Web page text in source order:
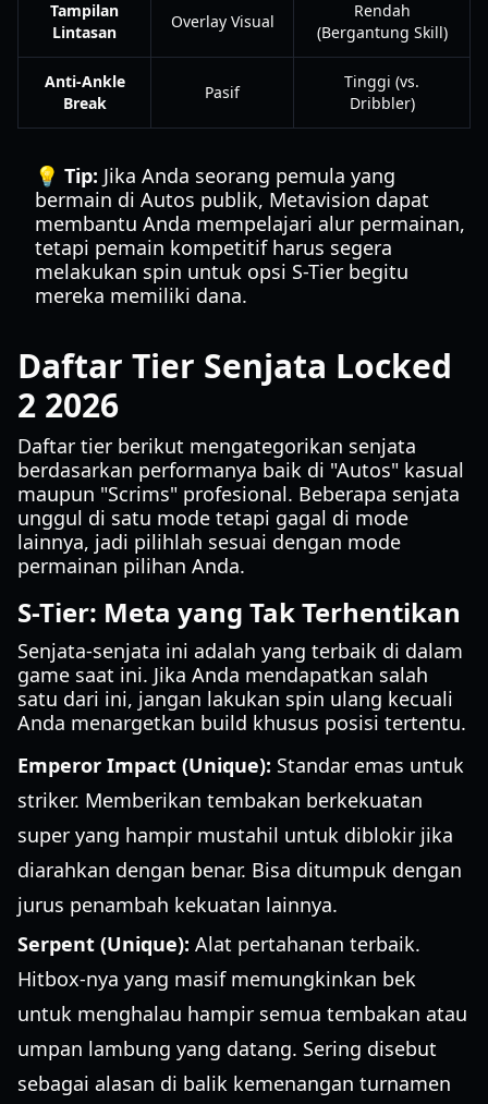
Tampilan
Lintasan
Overlay Visual
Rendah
(Bergantung Skill)
Anti-Ankle
Break
Pasif
Tinggi (vs.
Dribbler)
💡 Tip: Jika Anda seorang pemula yang
bermain di Autos publik, Metavision dapat
membantu Anda mempelajari alur permainan,
tetapi pemain kompetitif harus segera
melakukan spin untuk opsi S-Tier begitu
mereka memiliki dana.
Daftar Tier Senjata Locked
2 2026
Daftar tier berikut mengategorikan senjata
berdasarkan performanya baik di "Autos" kasual
maupun "Scrims" profesional. Beberapa senjata
unggul di satu mode tetapi gagal di mode
lainnya, jadi pilihlah sesuai dengan mode
permainan pilihan Anda.
S-Tier: Meta yang Tak Terhentikan
Senjata-senjata ini adalah yang terbaik di dalam
game saat ini. Jika Anda mendapatkan salah
satu dari ini, jangan lakukan spin ulang kecuali
Anda menargetkan build khusus posisi tertentu.
Emperor Impact (Unique): Standar emas untuk
striker. Memberikan tembakan berkekuatan
super yang hampir mustahil untuk diblokir jika
diarahkan dengan benar. Bisa ditumpuk dengan
jurus penambah kekuatan lainnya.
Serpent (Unique): Alat pertahanan terbaik.
Hitbox-nya yang masif memungkinkan bek
untuk menghalau hampir semua tembakan atau
umpan lambung yang datang. Sering disebut
sebagai alasan di balik kemenangan turnamen